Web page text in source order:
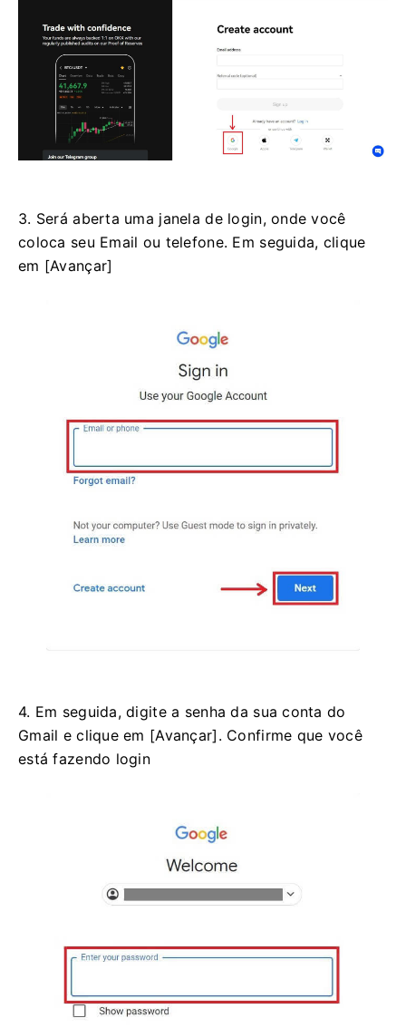
3. Será aberta uma janela de login, onde você
coloca seu Email ou telefone. Em seguida, clique
em [Avançar]
4. Em seguida, digite a senha da sua conta do
Gmail e clique em [Avançar]. Confirme que você
está fazendo login